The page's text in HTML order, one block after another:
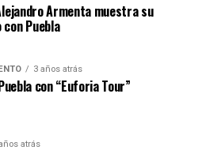
Armenta muestra su
Puebla
3 años atrás
con “Euforia Tour”
atrás